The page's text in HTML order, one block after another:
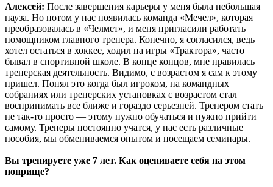
Алексей: После завершения карьеры у меня была небольшая
пауза. Но потом у нас появилась команда «Мечел», которая
преобразовалась в «Челмет», и меня пригласили работать
помощником главного тренера. Конечно, я согласился, ведь
хотел остаться в хоккее, ходил на игры «Трактора», часто
бывал в спортивной школе. В конце концов, мне нравилась
тренерская деятельность. Видимо, с возрастом я сам к этому
пришел. Понял это когда был игроком, на командных
собраниях или тренерских установках с возрастом стал
воспринимать все ближе и гораздо серьезней. Тренером стать
не так-то просто — этому нужно обучаться и нужно прийти
самому. Тренеры постоянно учатся, у нас есть различные
пособия, мы обмениваемся опытом и посещаем семинары.
Вы тренируете уже 7 лет. Как оцениваете себя на этом
поприще?